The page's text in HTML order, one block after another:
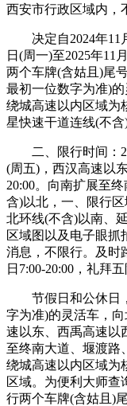
西安市行政区域内，
决定自2024年11月
日(周一)至2025年11
两个车牌(含姑且)尾
最初一位数字为准)
绕城高速以内区域为
星快速干道连线(不含)
二、限行时间：
(周五)，西汉高速以
20:00。向南扩展至
含)以北，一、限行
北环线(不含)以南、
区域图以及电子眼抓
消息，不限行。及时
日7:00-20:00，礼拜五
节假日和公休日，
字为准)的灵活车，
速以东、西禹高速以
至终南大道、堰渡路
绕城高速以内区域为
区域。为便利大师查
行两个车牌(含姑且)